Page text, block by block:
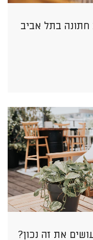
חתונה בתל אביב
את זה נכון?